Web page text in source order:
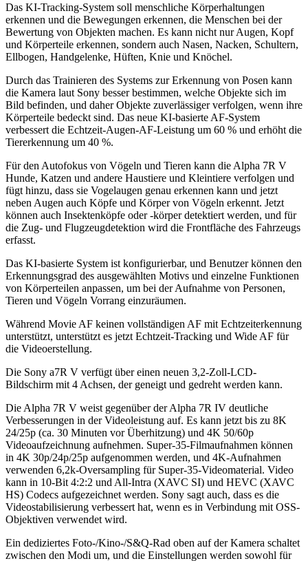
Das KI-Tracking-System soll menschliche Körperhaltungen
erkennen und die Bewegungen erkennen, die Menschen bei der
Bewertung von Objekten machen. Es kann nicht nur Augen, Kopf
und Körperteile erkennen, sondern auch Nasen, Nacken, Schultern,
Ellbogen, Handgelenke, Hüften, Knie und Knöchel.
Durch das Trainieren des Systems zur Erkennung von Posen kann
die Kamera laut Sony besser bestimmen, welche Objekte sich im
Bild befinden, und daher Objekte zuverlässiger verfolgen, wenn ihre
Körperteile bedeckt sind. Das neue KI-basierte AF-System
verbessert die Echtzeit-Augen-AF-Leistung um 60 % und erhöht die
Tiererkennung um 40 %.
Für den Autofokus von Vögeln und Tieren kann die Alpha 7R V
Hunde, Katzen und andere Haustiere und Kleintiere verfolgen und
fügt hinzu, dass sie Vogelaugen genau erkennen kann und jetzt
neben Augen auch Köpfe und Körper von Vögeln erkennt. Jetzt
können auch Insektenköpfe oder -körper detektiert werden, und für
die Zug- und Flugzeugdetektion wird die Frontfläche des Fahrzeugs
erfasst.
Das KI-basierte System ist konfigurierbar, und Benutzer können den
Erkennungsgrad des ausgewählten Motivs und einzelne Funktionen
von Körperteilen anpassen, um bei der Aufnahme von Personen,
Tieren und Vögeln Vorrang einzuräumen.
Während Movie AF keinen vollständigen AF mit Echtzeiterkennung
unterstützt, unterstützt es jetzt Echtzeit-Tracking und Wide AF für
die Videoerstellung.
Die Sony a7R V verfügt über einen neuen 3,2-Zoll-LCD-
Bildschirm mit 4 Achsen, der geneigt und gedreht werden kann.
Die Alpha 7R V weist gegenüber der Alpha 7R IV deutliche
Verbesserungen in der Videoleistung auf. Es kann jetzt bis zu 8K
24/25p (ca. 30 Minuten vor Überhitzung) und 4K 50/60p
Videoaufzeichnung aufnehmen. Super-35-Filmaufnahmen können
in 4K 30p/24p/25p aufgenommen werden, und 4K-Aufnahmen
verwenden 6,2k-Oversampling für Super-35-Videomaterial. Video
kann in 10-Bit 4:2:2 und All-Intra (XAVC SI) und HEVC (XAVC
HS) Codecs aufgezeichnet werden. Sony sagt auch, dass es die
Videostabilisierung verbessert hat, wenn es in Verbindung mit OSS-
Objektiven verwendet wird.
Ein dediziertes Foto-/Kino-/S&Q-Rad oben auf der Kamera schaltet
zwischen den Modi um, und die Einstellungen werden sowohl für